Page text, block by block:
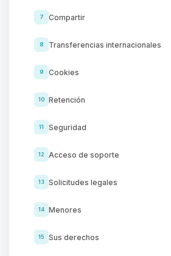
7 Compartir
8 Transferencias internacionales
9 Cookies
10 Retención
11 Seguridad
12 Acceso de soporte
13 Solicitudes legales
14 Menores
15 Sus derechos